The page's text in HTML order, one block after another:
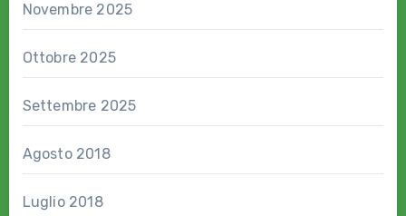
Novembre 2025
Ottobre 2025
Settembre 2025
Agosto 2018
Luglio 2018